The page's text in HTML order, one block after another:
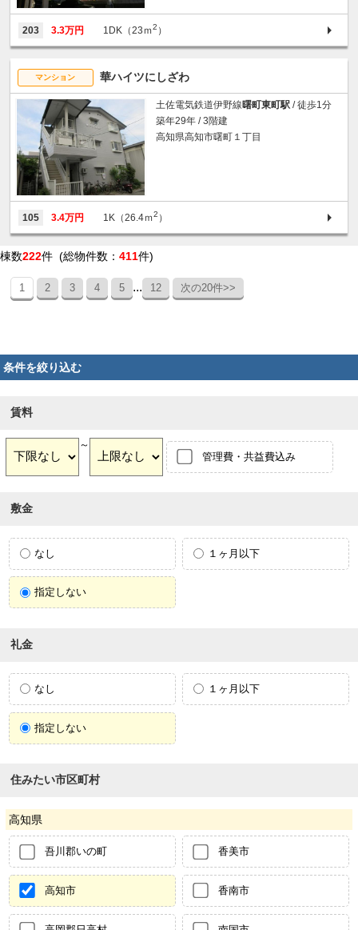
203 3.3万円 1DK（23ｍ2 ）
マンション 華ハイツにしざわ
土佐電気鉄道伊野線曙町東町駅 / 徒歩1分
築年29年 / 3階建
高知県高知市曙町１丁目
105 3.4万円 1K（26.4ｍ2 ）
棟数222件 (総物件数： 411件)
1 2 3 4 5 ... 12 次の20件>>
条件を絞り込む
賃料
～
管理費・共益費込み
敷金
なし １ヶ月以下
指定しない
礼金
なし １ヶ月以下
指定しない
住みたい市区町村
高知県
吾川郡いの町 香美市
高知市 香南市